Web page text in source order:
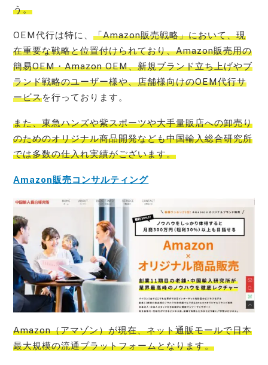
う。
OEM代行は特に、「Amazon販売戦略」において、現
在重要な戦略と位置付けられており、Amazon販売用の
簡易OEM・Amazon OEM、新規ブランド立ち上げやブ
ランド戦略のユーザー様や、店舗様向けのOEM代行サ
ービスを行っております。
また、東急ハンズや紫スポーツや大手量販店への卸売り
のためのオリジナル商品開発なども中国輸入総合研究所
では多数の仕入れ実績がございます。
Amazon販売コンサルティング
Amazon（アマゾン）が現在、ネット通販モールで日本
最大規模の流通プラットフォームとなります。